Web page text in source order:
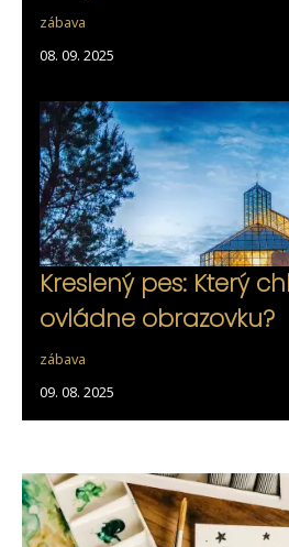
zábava
08. 09. 2025
Kreslený pes: Který
ovládne obrazovku?
zábava
09. 08. 2025